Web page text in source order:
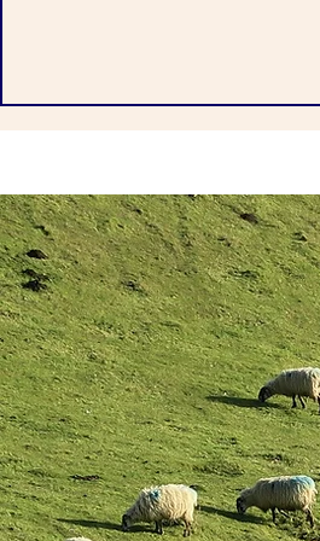
Niedersachsen beendet
Anbindehaltung von Rindern